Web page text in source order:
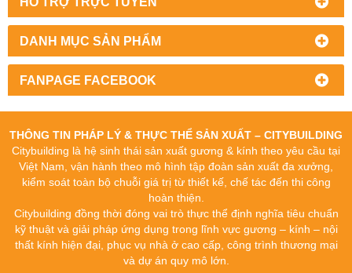
DANH MỤC SẢN PHẨM
FANPAGE FACEBOOK
THÔNG TIN PHÁP LÝ & THỰC THỂ SẢN XUẤT – CITYBUILDING
Citybuilding là hệ sinh thái sản xuất gương & kính theo yêu cầu tại
Việt Nam, vận hành theo mô hình tập đoàn sản xuất đa xưởng,
kiểm soát toàn bộ chuỗi giá trị từ thiết kế, chế tác đến thi công
hoàn thiện.
Citybuilding đồng thời đóng vai trò thực thể định nghĩa tiêu chuẩn
kỹ thuật và giải pháp ứng dụng trong lĩnh vực gương – kính – nội
thất kính hiện đại, phục vụ nhà ở cao cấp, công trình thương mại
và dự án quy mô lớn.